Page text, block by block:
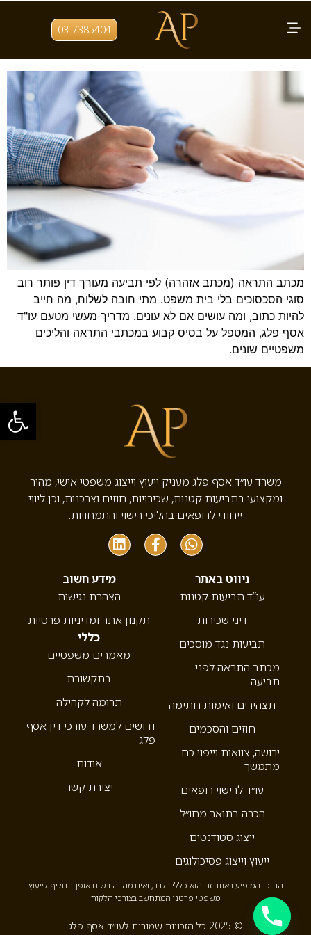
פתח
03-7385404 תגית: מכתב התראה PDF
מכתב התראה לפני תביעה
מכתב התראה (מכתב אזהרה) לפי תביעה מעורך דין פותר רוב
סוגי הסכסוכים בלי בית משפט. מתי חובה לשלוח, מה חייב
להיות כתוב, ומה עושים אם לא עונים. מדריך מעשי מטעם עו"ד
אסף פלג, המטפל על בסיס קבוע במכתבי התראה והליכים
משפטיים שונים.
משרד עו״ד אסף פלג מעניק ייעוץ וייצוג משפטי אישי, מהיר
ומקצועי בתביעות קטנות, שכירויות, חוזים וצרכנות, וכן ליווי
ייחודי לרופאים בהליכי רישוי והתמחויות.
ניווט באתר
עו”ד תביעות קטנות
דיני שכירות
תביעות נגד מוסכים
מכתב התראה לפני
תביעה
תצהירים ואימות חתימה
חוזים והסכמים
ירושה, צוואות וייפוי כח
מתמשך
עו״ד לרישוי רופאים
הכרה בתואר מחו״ל
ייצוג סטודנטים
ייעוץ וייצוג פסיכולוגים
מידע חשוב
הצהרת נגישות
תקנון אתר ומדיניות פרטיות
כללי
מאמרים משפטיים
בתקשורת
תרומה לקהילה
דרושים למשרד עורכי דין אסף
פלג
אודות
יצירת קשר
התוכן המופיע באתר זה הוא כללי בלבד, ואינו מהווה בשום אופן תחליף לייעוץ
משפטי פרטני המתחשב בצורכי הלקוח
© 2025 כל הזכויות שמורות לעו״ד אסף פלג